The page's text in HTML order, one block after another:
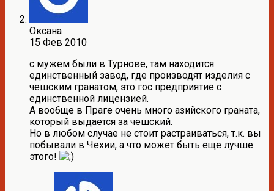
Оксана
15 Фев 2010
с мужем были в Турнове, там находится
единственный завод, где производят изделия с
чешским гранатом, это гос предприятие с
единственной лицензией.
А вообще в Праге очень много азийского граната,
который выдается за чешский.
Но в любом случае не стоит растраиваться, т.к. вы
побывали в Чехии, а что может быть еще лучше
этого!